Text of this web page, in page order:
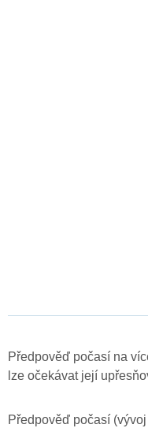
Předpověď počasí na
lze očekávat její
Předpověď počasí